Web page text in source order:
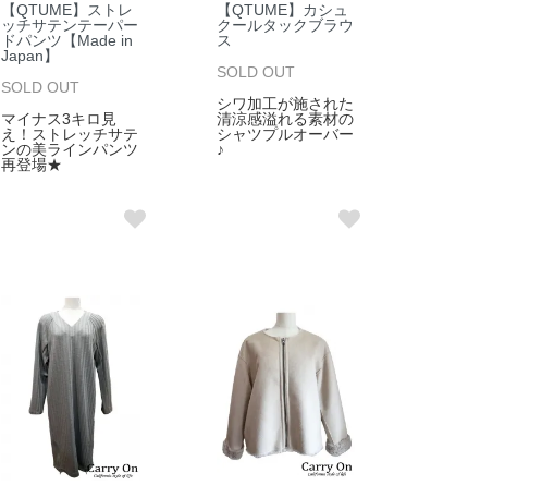
【QTUME】ストレ
ッチサテンテーパー
ドパンツ【Made in
Japan】
SOLD OUT
マイナス3キロ見
え！ストレッチサテ
ンの美ラインパンツ
再登場★
【QTUME】カシュ
クールタックブラウ
ス
SOLD OUT
シワ加工が施された
清涼感溢れる素材の
シャツプルオーバー
♪